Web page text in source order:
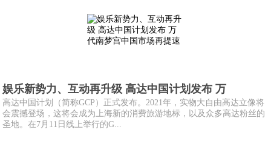
娱乐新势力、互动再升级 高达中国计划发布 万
高达中国计划（简称GCP）正式发布。2021年，实物大自由高达立像将
会震撼登场，这将会成为上海新的消费旅游地标，以及众多高达粉丝的
圣地。在7月11日线上举行的G...